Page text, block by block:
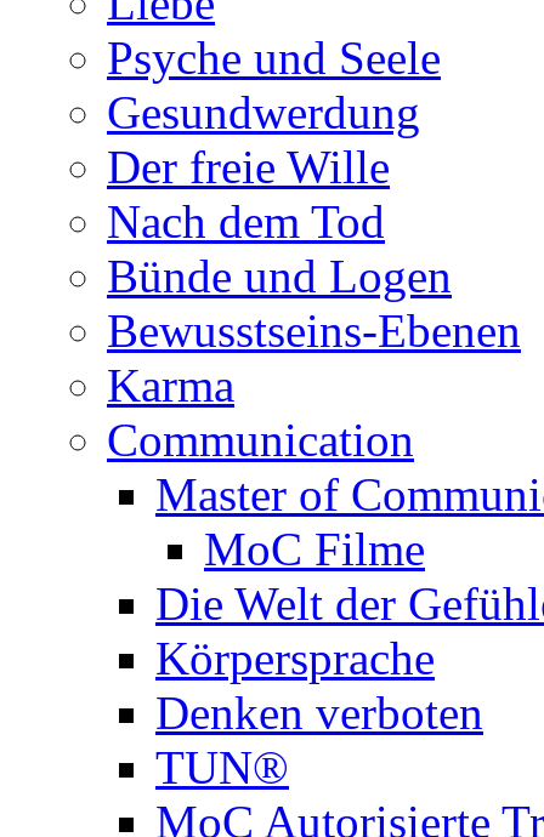
Psyche und Seele
Gesundwerdung
Der freie Wille
Nach dem Tod
Bünde und Logen
Bewusstseins-Ebenen
Karma
Communication
Master of
MoC Filme
Die Welt der
Körpersprache
Denken verboten
TUN®
MoC Autorisierte